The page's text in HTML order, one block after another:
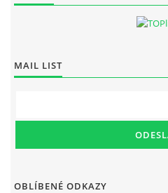
MAIL LIST
OBLÍBENÉ ODKAZY